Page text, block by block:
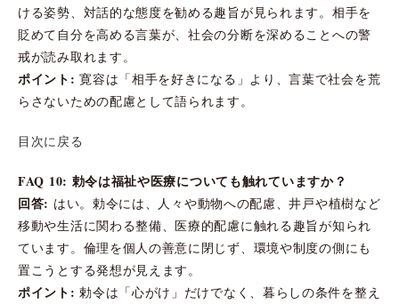
ける姿勢、対話的な態度を勧める趣旨が見られます。相手を
貶めて自分を高める言葉が、社会の分断を深めることへの警
戒が読み取れます。
ポイント: 寛容は「相手を好きになる」より、言葉で社会を荒
らさないための配慮として語られます。
目次に戻る
FAQ 10: 勅令は福祉や医療についても触れていますか？
回答: はい。勅令には、人々や動物への配慮、井戸や植樹など
移動や生活に関わる整備、医療的配慮に触れる趣旨が知られ
ています。倫理を個人の善意に閉じず、環境や制度の側にも
置こうとする発想が見えます。
ポイント: 勅令は「心がけ」だけでなく、暮らしの条件を整え